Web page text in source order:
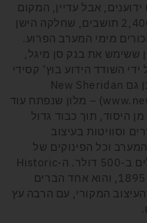
אבל עדיין, המקום
נותר עיירה קטנה בת כ-2,400 תושבים, שחלקה הישן
מימי המערב הפרוע.
ששימש את בנק סן מיגל,
השודד הידוע בוץ' קסידי
New Sheridan
) – מלון שנפתח עוד
2008 שופץ מן היסוד, תוך כבוד גדול
וסוויטות בעיצוב
וכל הפינוקים של
דולר.
ה-Historic
פועל מאז 1895, והוא אחד הברים
המקורי, עם הרבה עץ